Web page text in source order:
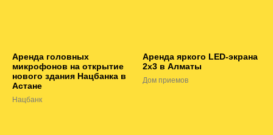
Аренда головных
микрофонов на открытие
нового здания Нацбанка в
Астане
Нацбанк
Аренда яркого LED-экрана
2х3 в Алматы
Дом приемов